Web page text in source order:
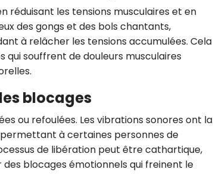
réduisant les tensions musculaires et en
des gongs et des bols chantants,
à relâcher les tensions accumulées. Cela
souffrent de douleurs musculaires
blocages
ou refoulées. Les vibrations sonores ont la
à certaines personnes de
de libération peut être cathartique,
blocages émotionnels qui freinent le